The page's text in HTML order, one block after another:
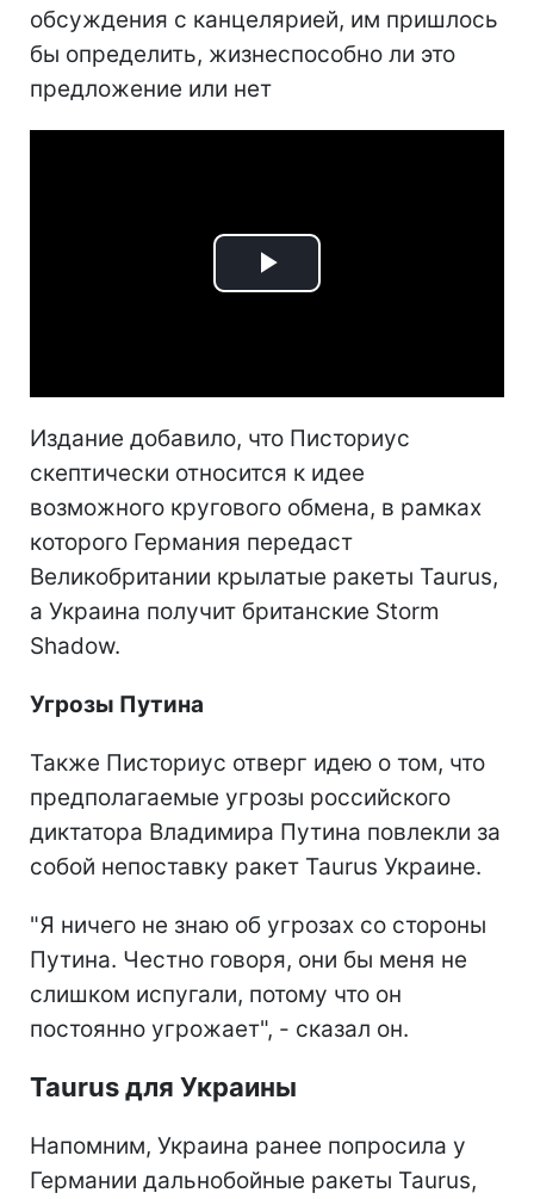
обсуждения с канцелярией, им пришлось
бы определить, жизнеспособно ли это
предложение или нет
Play
Издание добавило, что Писториус
скептически относится к идее
возможного кругового обмена, в рамках
которого Германия передаст
Великобритании крылатые ракеты Taurus,
а Украина получит британские Storm
Shadow.
Угрозы Путина
Также Писториус отверг идею о том, что
предполагаемые угрозы российского
диктатора Владимира Путина повлекли за
собой непоставку ракет Taurus Украине.
"Я ничего не знаю об угрозах со стороны
Путина. Честно говоря, они бы меня не
слишком испугали, потому что он
постоянно угрожает", - сказал он.
Taurus для Украины
Напомним, Украина ранее попросила у
Германии дальнобойные ракеты Taurus,